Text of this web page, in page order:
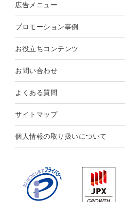
広告メニュー
プロモーション事例
お役立ちコンテンツ
お問い合わせ
よくある質問
サイトマップ
個人情報の取り扱いについて